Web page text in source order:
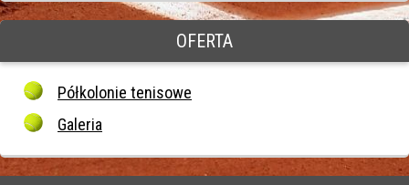
OFERTA
Półkolonie tenisowe
Galeria